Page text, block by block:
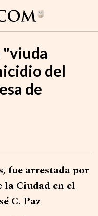
"viuda
del
de
fue arrestada por
la Ciudad en el
C. Paz